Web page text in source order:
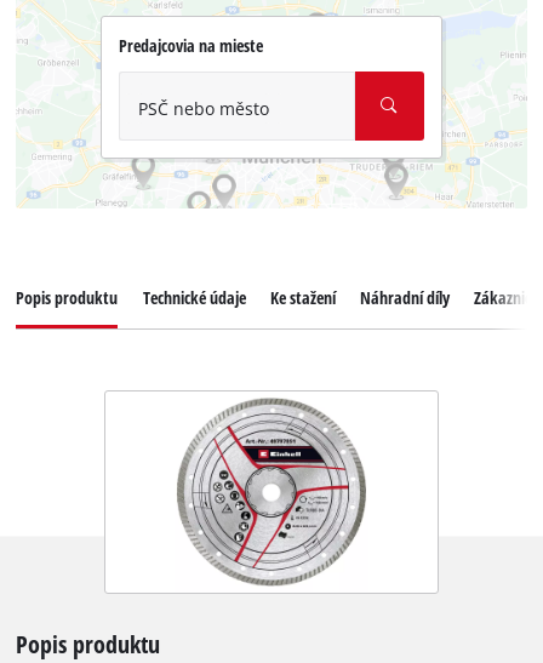
Predajcovia na mieste
PSČ nebo město
Popis produktu Technické údaje Ke stažení Náhradní díly
Popis produktu